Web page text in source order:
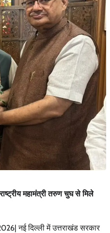
महामंत्री तरुण चुघ से मिले
नई दिल्ली में उत्तराखंड सरकार